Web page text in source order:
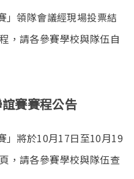
」領隊會議經現場投票結
，請各參賽學校與隊伍自
賽賽程公告
」將於10月17日至10月19
，請各參賽學校與隊伍查